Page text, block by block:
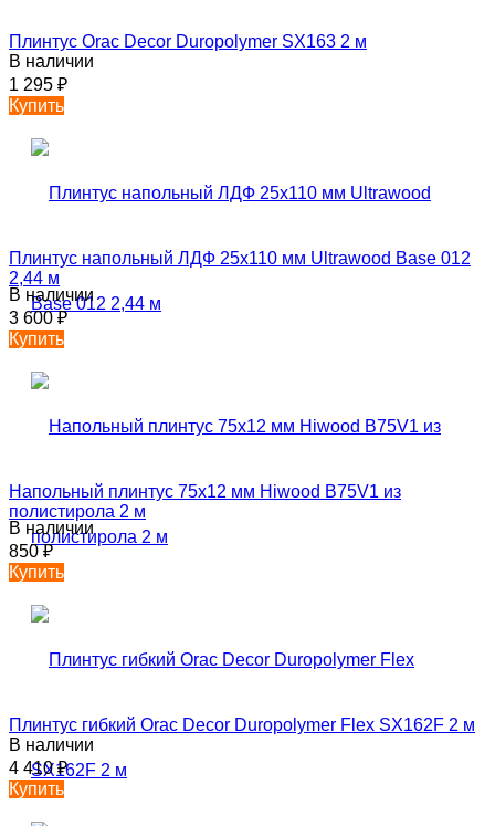
Плинтус Orac Decor Duropolymer SX163 2 м
В наличии
1 295 ₽
Купить
Плинтус напольный ЛДФ 25х110 мм Ultrawood Base 012
2,44 м
В наличии
3 600₽
Купить
Напольный плинтус 75х12 мм Hiwood B75V1 из
полистирола 2 м
В наличии
850₽
Купить
Плинтус гибкий Orac Decor Duropolymer Flex SX162F 2 м
В наличии
4 410₽
Купить